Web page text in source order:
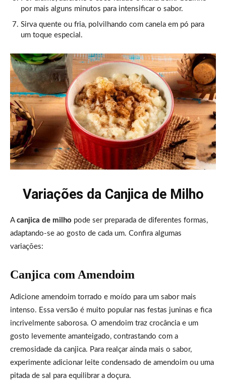
por mais alguns minutos para intensificar o sabor.
Sirva quente ou fria, polvilhando com canela em pó para
um toque especial.
Variações da Canjica de Milho
A canjica de milho pode ser preparada de diferentes formas,
adaptando-se ao gosto de cada um. Confira algumas
variações:
Canjica com Amendoim
Adicione amendoim torrado e moído para um sabor mais
intenso. Essa versão é muito popular nas festas juninas e fica
incrivelmente saborosa. O amendoim traz crocância e um
gosto levemente amanteigado, contrastando com a
cremosidade da canjica. Para realçar ainda mais o sabor,
experimente adicionar leite condensado de amendoim ou uma
pitada de sal para equilibrar a doçura.